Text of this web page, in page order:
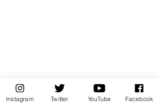
Instagram Twitter YouTube Facebook